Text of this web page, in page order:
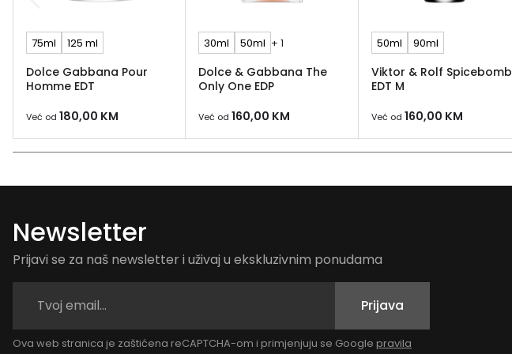
75ml 125 ml
Dolce Gabbana Pour
Homme EDT
Već od 180,00 KM
30ml 50ml + 1
Dolce & Gabbana The
Only One EDP
Već od 160,00 KM
50ml 90ml
Viktor & Rolf Spicebomb
EDT M
Već od 160,00 KM
Newsletter
Prijavi se za naš newsletter i uživaj u ekskluzivnim ponudama
Prijava
Ova web stranica je zaštićena reCAPTCHA-om i primjenjuju se Google pravila